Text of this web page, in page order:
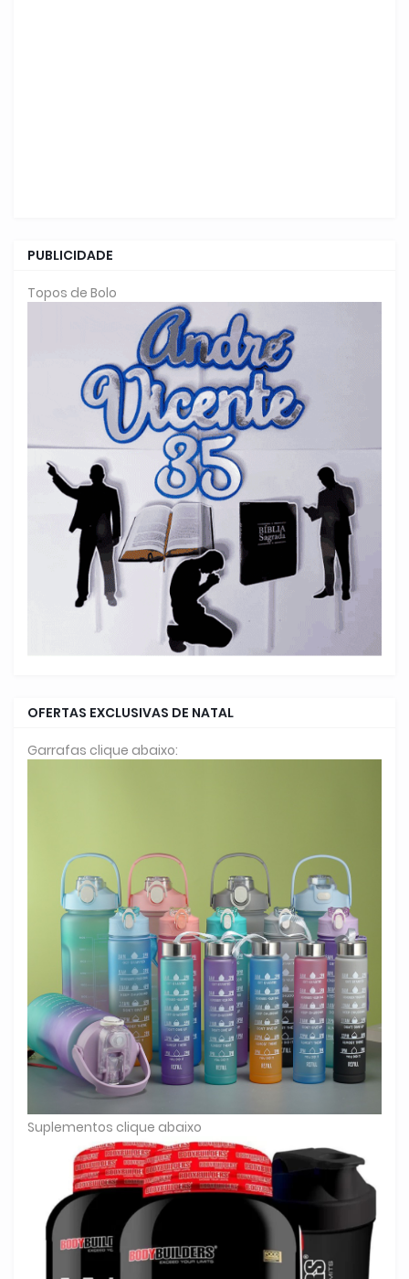
PUBLICIDADE
Topos de Bolo
OFERTAS EXCLUSIVAS DE NATAL
Garrafas clique abaixo:
Suplementos clique abaixo